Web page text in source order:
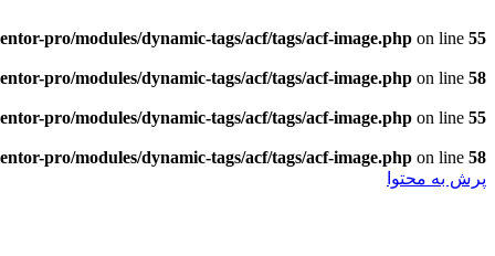
pro/modules/dynamic-tags/acf/tags/acf-image.php on line 55
pro/modules/dynamic-tags/acf/tags/acf-image.php on line 58
pro/modules/dynamic-tags/acf/tags/acf-image.php on line 55
pro/modules/dynamic-tags/acf/tags/acf-image.php on line 58
پرش به محتوا